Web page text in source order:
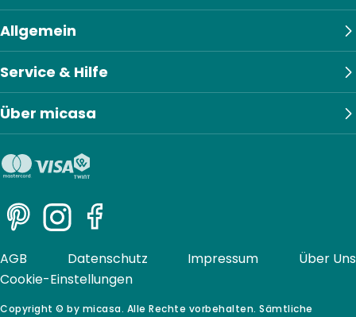
Allgemein
Service & Hilfe
Über micasa
PinterestInstagramFacebook
Copyright © by micasa. Alle Rechte vorbehalten. Sämtliche
AGB Datenschutz Impressum
Über Uns
Cookie-Einstellungen